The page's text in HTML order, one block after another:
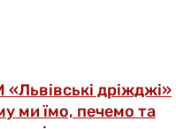
дріжджі»
ми їмо, печемо та